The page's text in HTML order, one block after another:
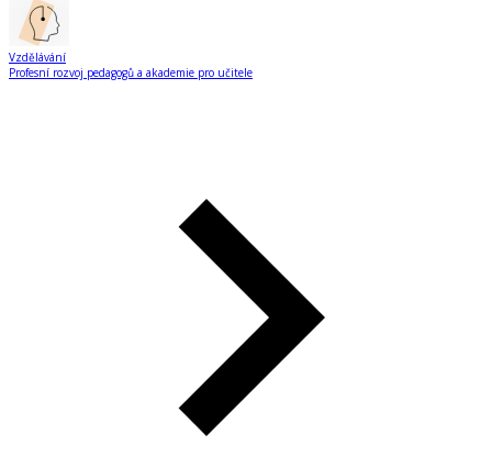
Vzdělávání
Profesní rozvoj pedagogů a akademie pro učitele